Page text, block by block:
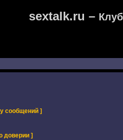
sextalk.ru –
сообщений ]
доверии ]